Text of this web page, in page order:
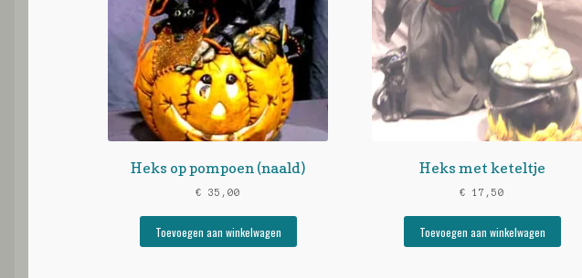
Heks op pompoen (naald)
€ 35,00
Toevoegen aan winkelwagen
Heks met keteltje
€ 17,50
Toevoegen aan winkelwagen